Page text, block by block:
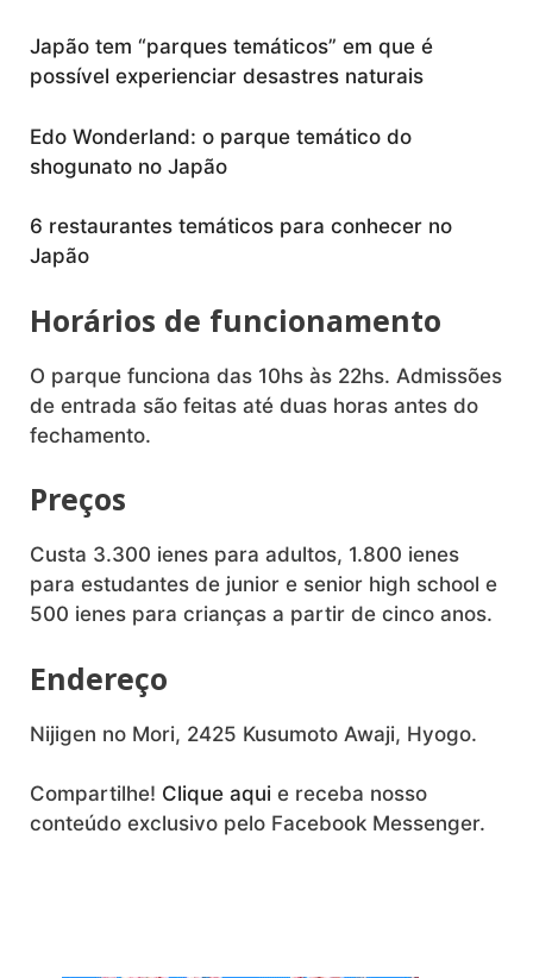
Japão tem “parques temáticos” em que é
possível experienciar desastres naturais
Edo Wonderland: o parque temático do
shogunato no Japão
6 restaurantes temáticos para conhecer no
Japão
Horários de funcionamento
O parque funciona das 10hs às 22hs. Admissões
de entrada são feitas até duas horas antes do
fechamento.
Preços
Custa 3.300 ienes para adultos, 1.800 ienes
para estudantes de junior e senior high school e
500 ienes para crianças a partir de cinco anos.
Endereço
Nijigen no Mori, 2425 Kusumoto Awaji, Hyogo.
Compartilhe! Clique aqui e receba nosso
conteúdo exclusivo pelo Facebook Messenger.